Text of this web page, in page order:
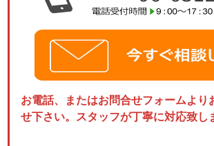
お電話、またはお問合せフォームより
せ下さい。スタッフが丁寧に対応致し